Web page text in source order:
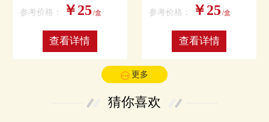
参考价格： ￥25 /盒
查看详情
参考价格： ￥25 /盒
查看详情
更多
猜你喜欢